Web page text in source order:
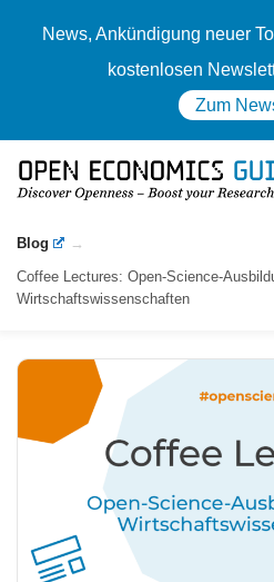
News, Ankündigung neuer
kostenlosen
Zum
Blog
Coffee Lectures: Open-Science-
Wirtschaftswissenschaften